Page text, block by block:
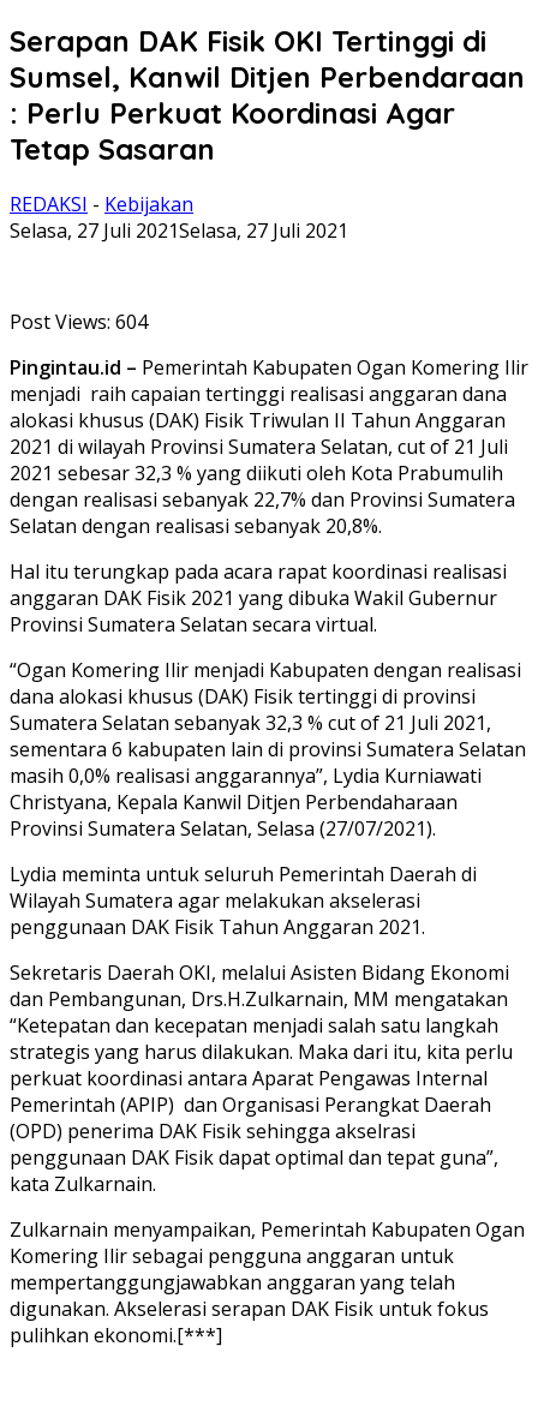
Serapan DAK Fisik OKI Tertinggi di
Sumsel, Kanwil Ditjen Perbendaraan
: Perlu Perkuat Koordinasi Agar
Tetap Sasaran
REDAKSI - Kebijakan
Selasa, 27 Juli 2021Selasa, 27 Juli 2021
Post Views: 604
Pingintau.id – Pemerintah Kabupaten Ogan Komering Ilir
menjadi raih capaian tertinggi realisasi anggaran dana
alokasi khusus (DAK) Fisik Triwulan II Tahun Anggaran
2021 di wilayah Provinsi Sumatera Selatan, cut of 21 Juli
2021 sebesar 32,3 % yang diikuti oleh Kota Prabumulih
dengan realisasi sebanyak 22,7% dan Provinsi Sumatera
Selatan dengan realisasi sebanyak 20,8%.
Hal itu terungkap pada acara rapat koordinasi realisasi
anggaran DAK Fisik 2021 yang dibuka Wakil Gubernur
Provinsi Sumatera Selatan secara virtual.
“Ogan Komering Ilir menjadi Kabupaten dengan realisasi
dana alokasi khusus (DAK) Fisik tertinggi di provinsi
Sumatera Selatan sebanyak 32,3 % cut of 21 Juli 2021,
sementara 6 kabupaten lain di provinsi Sumatera Selatan
masih 0,0% realisasi anggarannya”, Lydia Kurniawati
Christyana, Kepala Kanwil Ditjen Perbendaharaan
Provinsi Sumatera Selatan, Selasa (27/07/2021).
Lydia meminta untuk seluruh Pemerintah Daerah di
Wilayah Sumatera agar melakukan akselerasi
penggunaan DAK Fisik Tahun Anggaran 2021.
Sekretaris Daerah OKI, melalui Asisten Bidang Ekonomi
dan Pembangunan, Drs.H.Zulkarnain, MM mengatakan
“Ketepatan dan kecepatan menjadi salah satu langkah
strategis yang harus dilakukan. Maka dari itu, kita perlu
perkuat koordinasi antara Aparat Pengawas Internal
Pemerintah (APIP) dan Organisasi Perangkat Daerah
(OPD) penerima DAK Fisik sehingga akselrasi
penggunaan DAK Fisik dapat optimal dan tepat guna”,
kata Zulkarnain.
Zulkarnain menyampaikan, Pemerintah Kabupaten Ogan
Komering Ilir sebagai pengguna anggaran untuk
mempertanggungjawabkan anggaran yang telah
digunakan. Akselerasi serapan DAK Fisik untuk fokus
pulihkan ekonomi.[***]